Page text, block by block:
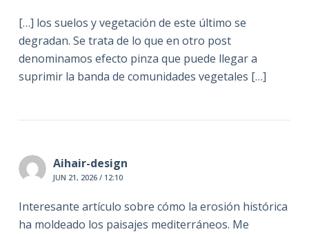
[…] los suelos y vegetación de este último se
degradan. Se trata de lo que en otro post
denominamos efecto pinza que puede llegar a
suprimir la banda de comunidades vegetales […]
Aihair-design
JUN 21, 2026 / 12:10
Interesante artículo sobre cómo la erosión histórica
ha moldeado los paisajes mediterráneos. Me